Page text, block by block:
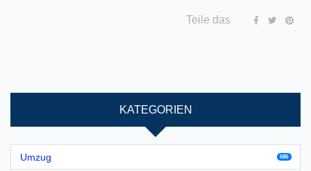
Teile das
KATEGORIEN
Umzug 686